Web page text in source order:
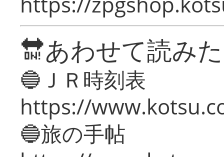
🔛あわせて読み
🔵ＪＲ時刻表
https://
🔵旅の手帖